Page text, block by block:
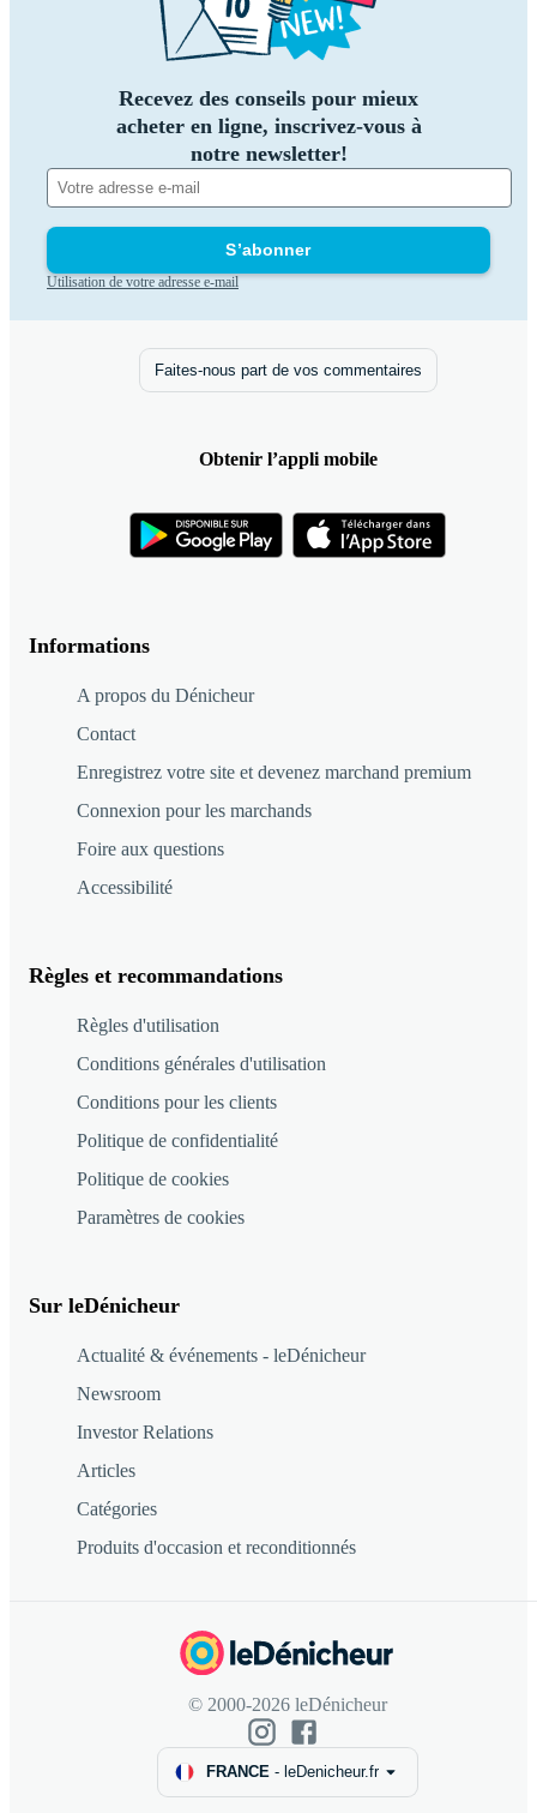
Recevez des conseils pour mieux
acheter en ligne, inscrivez-vous à
notre newsletter!
S’abonner
Utilisation de votre adresse e-mail
Informations
A propos du Dénicheur
Contact
Enregistrez votre site et devenez marchand premium
Connexion pour les marchands
Foire aux questions
Accessibilité
Règles et recommandations
Règles d'utilisation
Conditions générales d'utilisation
Conditions pour les clients
Politique de confidentialité
Politique de cookies
Paramètres de cookies
Sur leDénicheur
Actualité & événements - leDénicheur
Newsroom
Investor Relations
Articles
Catégories
Produits d'occasion et reconditionnés
Faites-nous part de vos commentaires
Obtenir l’appli mobile
© 2000-2026 leDénicheur
FRANCE - leDenicheur.fr